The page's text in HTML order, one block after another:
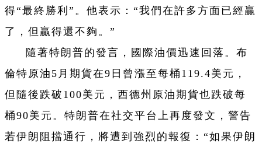
得“最終勝利”。他表示：“我們在許多方面已經贏
了，但贏得還不夠。”
隨著特朗普的發言，國際油價迅速回落。布
倫特原油5月期貨在9日曾漲至每桶119.4美元，
但隨後跌破100美元，西德州原油期貨也跌破每
桶90美元。特朗普在社交平台上再度發文，警告
若伊朗阻擋通行，將遭到強烈的報復：“如果伊朗